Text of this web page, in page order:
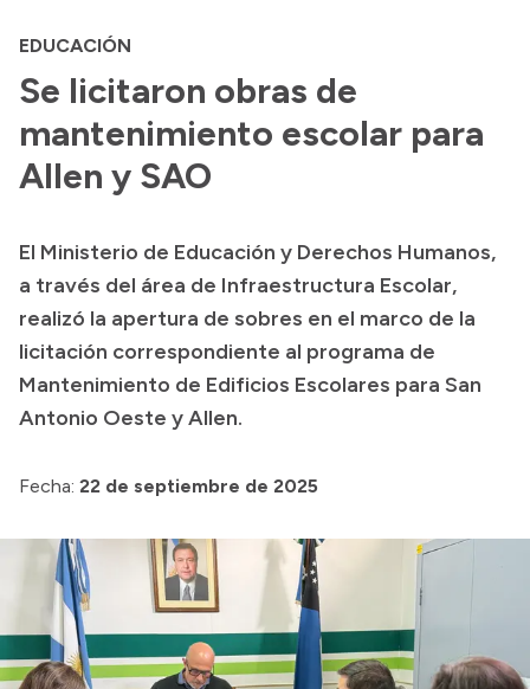
Referentes de prensa
Archivo de noticias
Transparencia
Boletín Oficial
Compras y licitaciones
Consulta de expedientes
Consulta de pago a proveedores
Convocatorias
EDUCACIÓN
Se licitaron obras de
mantenimiento escolar para
Allen y SAO
El Ministerio de Educación y Derechos Humanos,
a través del área de Infraestructura Escolar,
realizó la apertura de sobres en el marco de la
licitación correspondiente al programa de
Mantenimiento de Edificios Escolares para San
Antonio Oeste y Allen.
Fecha: 22 de septiembre de 2025